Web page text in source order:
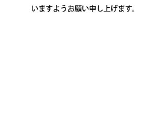
いますようお願い申し上げます。